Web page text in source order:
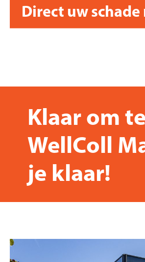
Direct uw
Klaar om
WellColl
je klaar!